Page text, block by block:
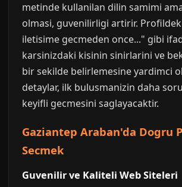
metinde kullanilan dilin samimi
olmasi, guvenilirligi artirir.
iletisime gecmeden once..." gibi
karsinizdaki kisinin sinirlarini ve
bir sekilde belirlemesine yardimci
detaylar, ilk bulusmanizin daha
keyifli gecmesini saglayacaktir.
Gaziantep Araban'da Dogru
Secmek
Guvenilir ve Kaliteli Web Siteleri